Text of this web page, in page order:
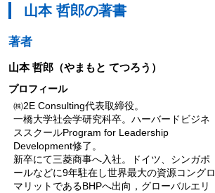
山本 哲郎の著書
著者
山本 哲郎（やまもと てつろう）
プロフィール
㈱2E Consulting代表取締役。
一橋大学社会学研究科卒。ハーバードビジネ
ススクールProgram for Leadership
Development修了。
新卒にて三菱商事へ入社。ドイツ、シンガポ
ールなどに9年駐在し世界最大の資源コングロ
マリットであるBHPへ出向，グローバルエリ